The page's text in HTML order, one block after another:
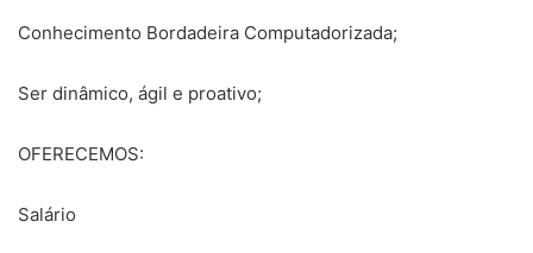
Conhecimento Bordadeira Computadorizada;
Ser dinâmico, ágil e proativo;
OFERECEMOS:
Salário